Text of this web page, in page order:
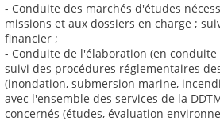
- Conduite des marchés d'études
missions et aux dossiers en charge ;
financier ;
- Conduite de l'élaboration (en
suivi des procédures réglementaires
(inondation, submersion marine,
avec l'ensemble des services de la
concernés (études, évaluation